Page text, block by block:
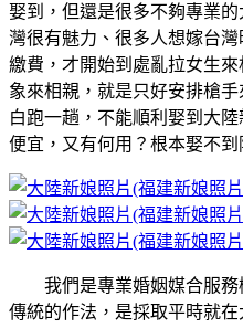
娶到，但還是很多不夠專業
灣很有魅力、很多人想嫁台
繳費，才開始到處亂拉女生
象來相親，就是只好安排槍
白跑一趟，不能順利娶到大
便宜，又有何用？根本娶不到
我們是專業婚姻媒合服
傳統的作法，是採取平時就